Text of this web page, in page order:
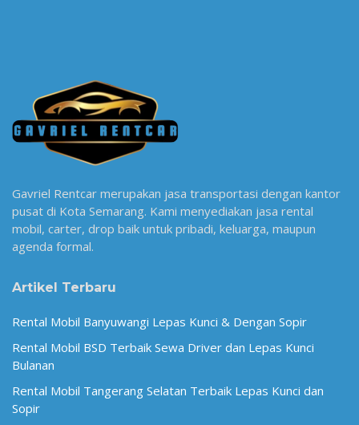
Gavriel Rentcar merupakan jasa transportasi dengan kantor
pusat di Kota Semarang. Kami menyediakan jasa rental
mobil, carter, drop baik untuk pribadi, keluarga, maupun
agenda formal.
Artikel Terbaru
Rental Mobil Banyuwangi Lepas Kunci & Dengan Sopir
Rental Mobil BSD Terbaik Sewa Driver dan Lepas Kunci
Bulanan
Rental Mobil Tangerang Selatan Terbaik Lepas Kunci dan
Sopir